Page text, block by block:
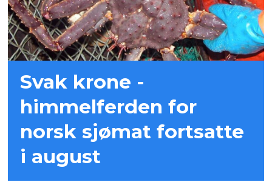
Svak krone -
himmelferden for
norsk sjømat fortsatte
i august